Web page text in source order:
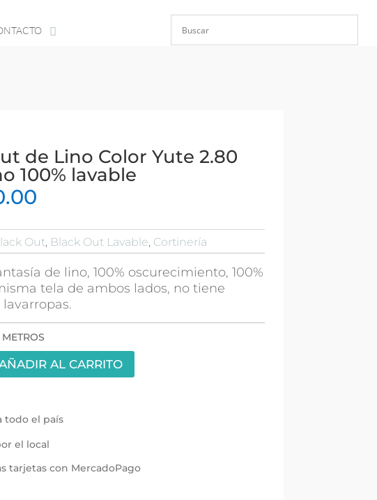
de Lino Color Yute 2.80
100% lavable
Out, Black Out Lavable, Cortinería
de lino, 100% oscurecimiento, 100%
tela de ambos lados, no tiene
AL CARRITO
todo el país
el local
tarjetas con MercadoPago